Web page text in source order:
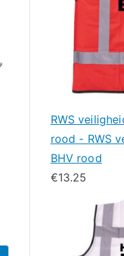
RWS
rood - RWS
BHV rood
€13.25